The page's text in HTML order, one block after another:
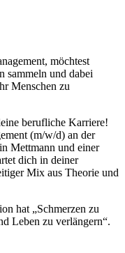
möchtest
sammeln und dabei
Menschen zu
berufliche Karriere!
(m/w/d) an der
Mettmann und einer
dich in deiner
Mix aus Theorie und
hat „Schmerzen zu
Leben zu verlängern“.